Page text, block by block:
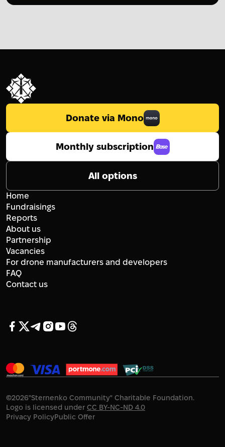
Donate via Mono
Monthly subscription
All options
Home
Fundraisings
Reports
About us
Partnership
Vacancies
For drone manufacturers and developers
FAQ
Contact us
©2026"Sternenko Community" Charitable Foundation.
Logo is licensed under CC BY-NC-ND 4.0
Privacy PolicyPublic Offer